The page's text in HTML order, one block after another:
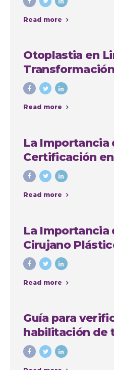
Read more
Otoplastia en
emocional con
Plastic
Read more
La Importancia
Certificación
Plástica:
Éxito en
Read more
La Importancia
Cirujano
Caso de Sindy
Read more
Guía para
habilitación de
plástico en